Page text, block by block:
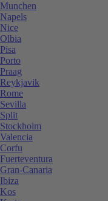
Munchen
Napels
Nice
Olbia
Pisa
Porto
Praag
Reykjavik
Rome
Sevilla
Split
Stockholm
Valencia
Corfu
Fuerteventura
Gran-Canaria
Ibiza
Kos